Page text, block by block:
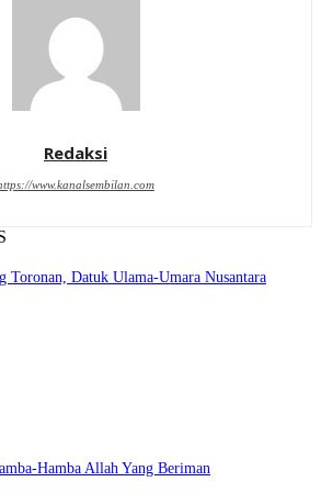
Redaksi
www.kanalsembilan.com
Toronan, Datuk Ulama-Umara Nusantara
Hamba Allah Yang Beriman